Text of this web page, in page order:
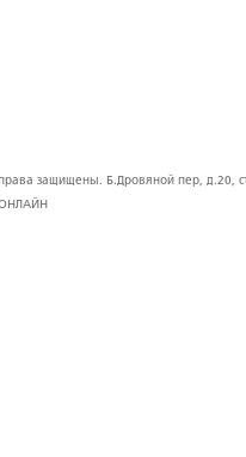
защищены. Б.Дровяной пер, д.20,